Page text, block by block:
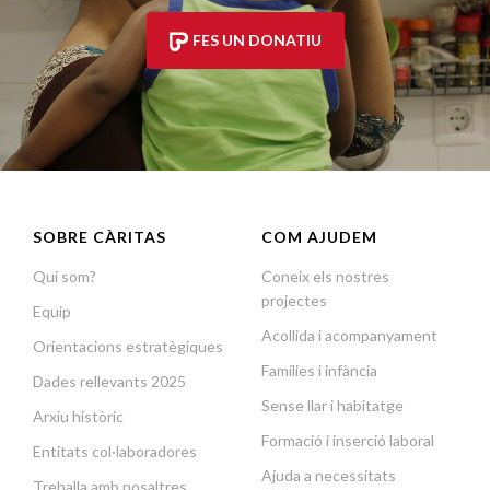
FES UN DONATIU
SOBRE CÀRITAS
Qui som?
Equip
Orientacions estratègiques
Dades rellevants 2025
Arxiu històric
Entitats col·laboradores
COM AJUDEM
Coneix els nostres
projectes
Acollida i acompanyament
Famílies i infància
Sense llar i habitatge
Formació i inserció laboral
Ajuda a necessitats